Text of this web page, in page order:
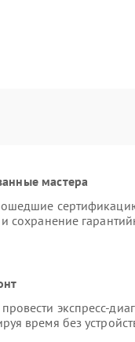
мастера
сохранение
экспресс-
время без